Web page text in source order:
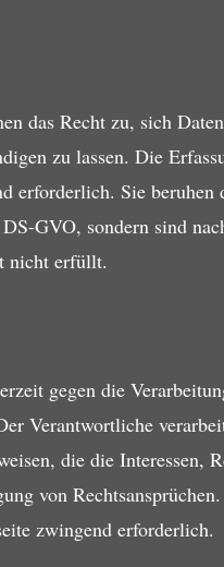
das Recht zu, sich
zu lassen. Die
erforderlich. Sie
GVO, sondern sind
nicht erfüllt.
gegen die
Verantwortliche
die die Interessen,
von
zwingend erforderlich.